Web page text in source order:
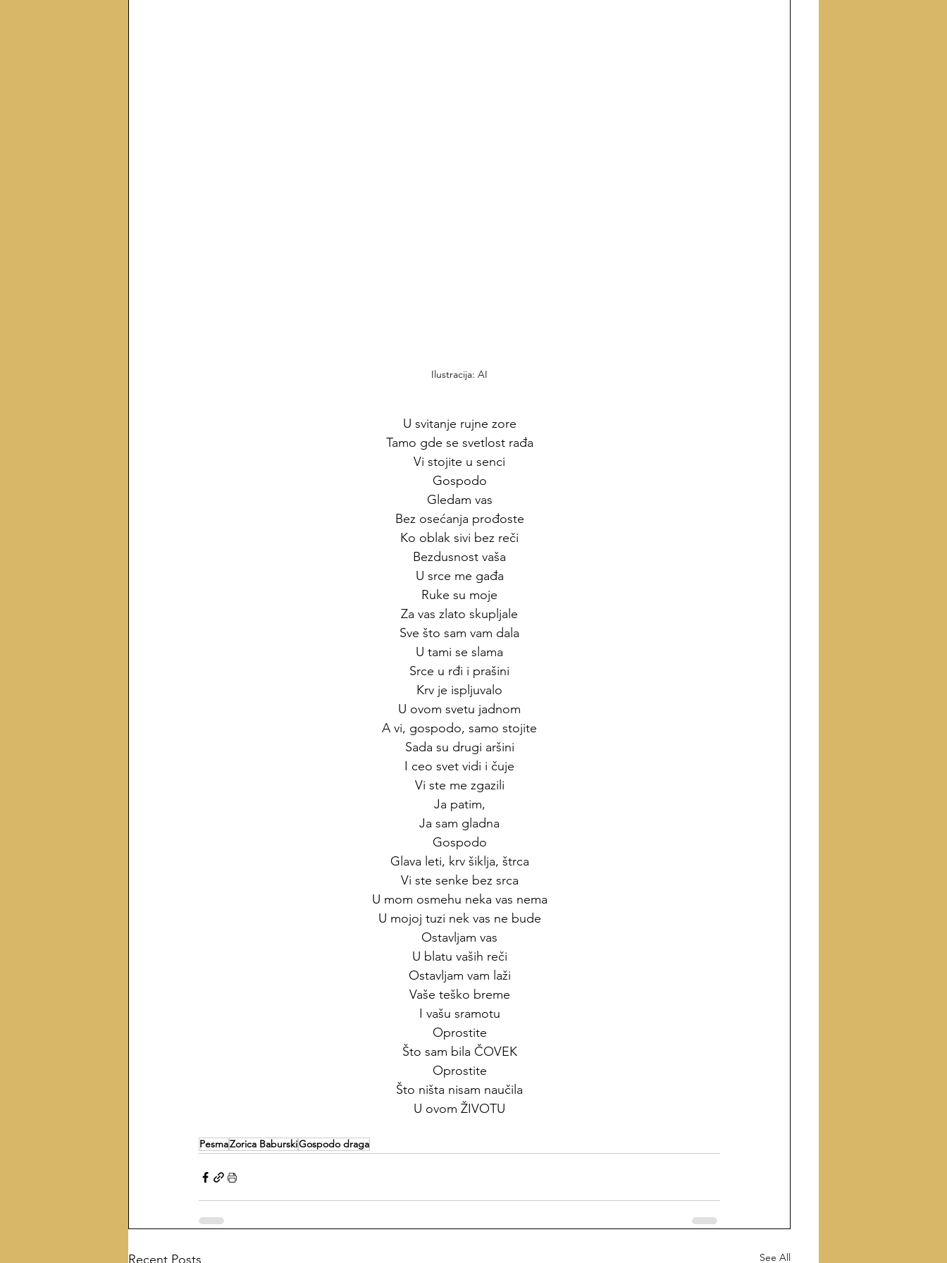
Ilustracija: AI
U svitanje rujne zore
Tamo gde se svetlost rađa
Vi stojite u senci
Gospodo
Gledam vas
Bez osećanja prođoste
Ko oblak sivi bez reči
Bezdusnost vaša
U srce me gađa
Ruke su moje
Za vas zlato skupljale
Sve što sam vam dala
U tami se slama
Srce u rđi i prašini
Krv je ispljuvalo
U ovom svetu jadnom
A vi, gospodo, samo stojite
Sada su drugi aršini
I ceo svet vidi i čuje
Vi ste me zgazili
Ja patim,
Ja sam gladna
Gospodo
Glava leti, krv šiklja, štrca
Vi ste senke bez srca
U mom osmehu neka vas nema
U mojoj tuzi nek vas ne bude
Ostavljam vas
U blatu vaših reči
Ostavljam vam laži
Vaše teško breme
I vašu sramotu
Oprostite
Što sam bila ČOVEK
Oprostite
Što ništa nisam naučila
U ovom ŽIVOTU
PesmaZorica BaburskiGospodo draga
Recent Posts See All